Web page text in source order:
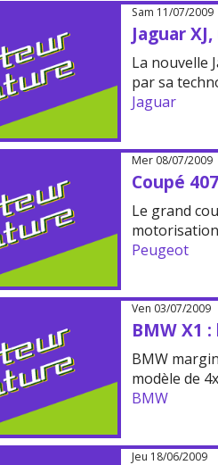
Sam 11/07/2009
Jaguar
La nouvelle
par sa
Jaguar
Mer 08/07/2009
Coupé
Le grand
Peugeot
Ven 03/07/2009
BMW X1
BMW
modèle de
BMW
Jeu 18/06/2009